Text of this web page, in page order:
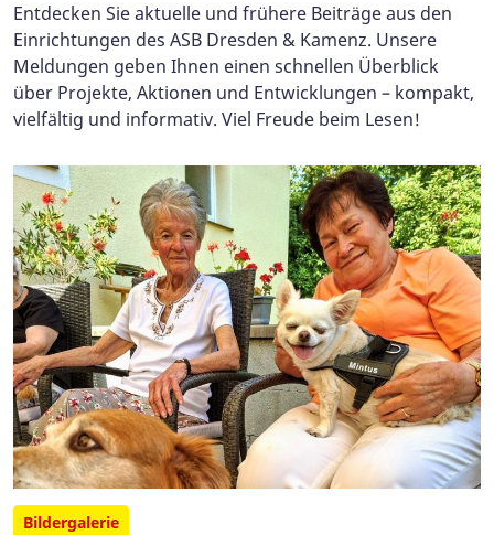
Entdecken Sie aktuelle und frühere Beiträge aus den
Einrichtungen des ASB Dresden & Kamenz. Unsere
Meldungen geben Ihnen einen schnellen Überblick
über Projekte, Aktionen und Entwicklungen – kompakt,
vielfältig und informativ. Viel Freude beim Lesen!
Bildergalerie